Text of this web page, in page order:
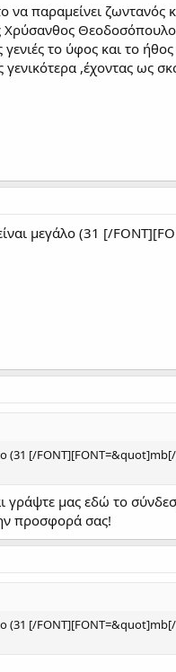
παραμείνει ζωντανός
Χρύσανθος
το ύφος και το
,έχοντας ως
μεγάλο (31 [/
(31 [/
γράψτε μας εδώ το
προσφορά σας!
(31 [/